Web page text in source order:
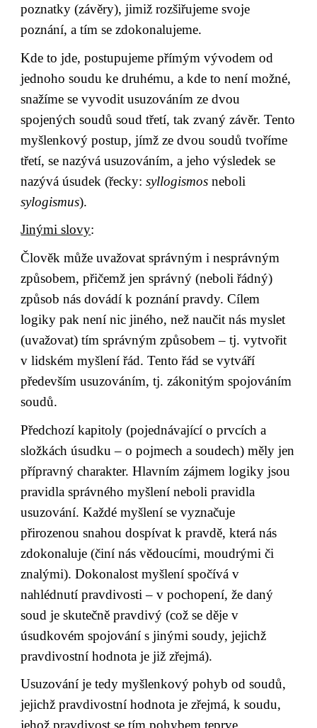
poznatky (závěry), jimiž rozšiřujeme svoje
poznání, a tím se zdokonalujeme.
Kde to jde, postupujeme přímým vývodem od
jednoho soudu ke druhému, a kde to není možné,
snažíme se vyvodit usuzováním ze dvou
spojených soudů soud třetí, tak zvaný závěr. Tento
myšlenkový postup, jímž ze dvou soudů tvoříme
třetí, se nazývá usuzováním, a jeho výsledek se
nazývá úsudek (řecky: syllogismos
sylogismus).
Jinými slovy:
Člověk může uvažovat správným i nesprávným
způsobem, přičemž jen správný (neboli řádný)
způsob nás dovádí k poznání pravdy. Cílem
logiky pak není nic jiného, než naučit nás myslet
(uvažovat) tím správným způsobem – tj. vytvořit
v lidském myšlení řád. Tento řád se vytváří
především usuzováním, tj. zákonitým spojováním
soudů.
Předchozí kapitoly (pojednávající o prvcích a
složkách úsudku – o pojmech a soudech) měly jen
přípravný charakter. Hlavním zájmem logiky jsou
pravidla správného myšlení neboli pravidla
usuzování. Každé myšlení se vyznačuje
přirozenou snahou dospívat k pravdě, která nás
zdokonaluje (činí nás vědoucími, moudrými či
znalými). Dokonalost myšlení spočívá v
nahlédnutí pravdivosti – v pochopení, že daný
soud je skutečně pravdivý (což se děje v
úsudkovém spojování s jinými soudy, jejichž
pravdivostní hodnota je již zřejmá).
Usuzování je tedy myšlenkový pohyb od soudů,
jejichž pravdivostní hodnota je zřejmá, k soudu,
jehož pravdivost se tím pohybem teprve